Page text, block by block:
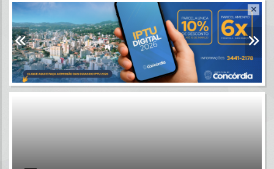
Portais
Por favor, aguarde...